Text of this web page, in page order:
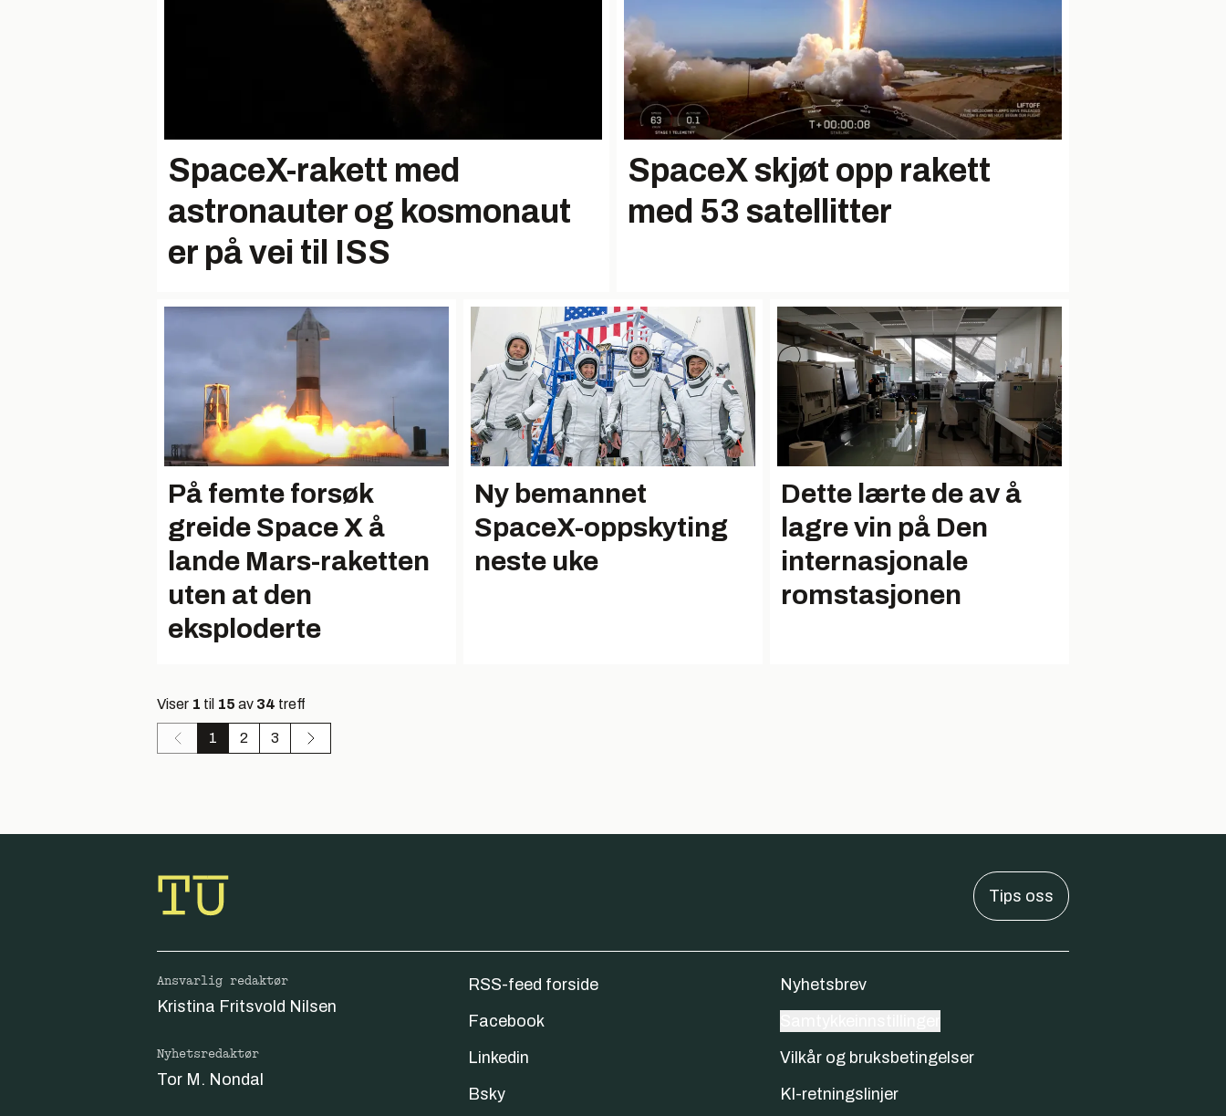
SpaceX-rakett med
astronauter og kosmonaut
er på vei til ISS
SpaceX skjøt opp rakett
med 53 satellitter
På femte forsøk
greide Space X å
lande Mars-raketten
uten at den
eksploderte
Ny bemannet
SpaceX-oppskyting
neste uke
Dette lærte de av å
lagre vin på Den
internasjonale
romstasjonen
Viser 1 til 15 av 34 treff
1 2 3
Tips oss
Ansvarlig redaktør
Kristina Fritsvold Nilsen
Nyhetsredaktør
Tor M. Nondal
RSS-feed forside
Facebook
Linkedin
Bsky
Nyhetsbrev
Vilkår og bruksbetingelser
KI-retningslinjer